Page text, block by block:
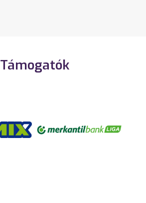
Támogatók